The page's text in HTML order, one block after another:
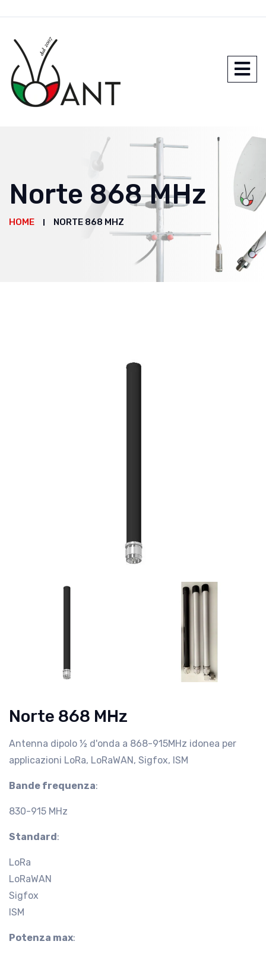
Norte 868 MHz
HOME NORTE 868 MHZ
Norte 868 MHz
Antenna dipolo ½ d'onda a 868-915MHz idonea per
applicazioni LoRa, LoRaWAN, Sigfox, ISM
Bande frequenza:
830-915 MHz
Standard :
LoRa
LoRaWAN
Sigfox
ISM
Potenza max: